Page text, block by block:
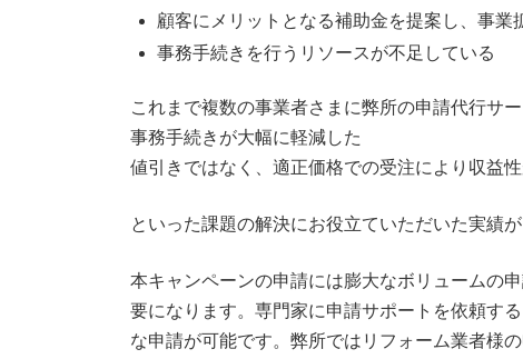
顧客にメリットとなる補助金を提案し、事業
事務手続きを行うリソースが不足している
これまで複数の事業者さまに弊所の申請代行サ
事務手続きが大幅に軽減した
値引きではなく、適正価格での受注により収益
といった課題の解決にお役立ていただいた実績が
本キャンペーンの申請には膨大なボリュームの
要になります。専門家に申請サポートを依頼す
な申請が可能です。弊所ではリフォーム業者様